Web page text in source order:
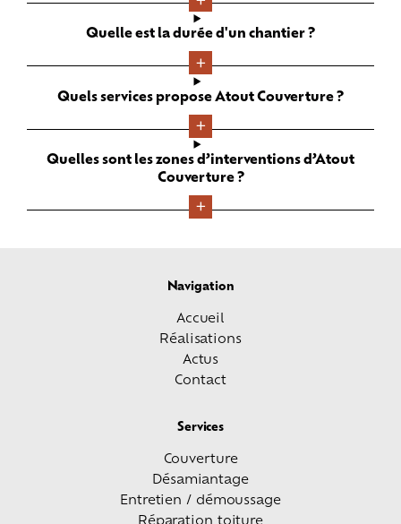
Quelle est la durée d'un chantier ?
Quels services propose Atout Couverture ?
Quelles sont les zones d’interventions d’Atout
Couverture ?
Navigation
Accueil
Réalisations
Actus
Contact
Services
Couverture
Désamiantage
Entretien / démoussage
Réparation toiture